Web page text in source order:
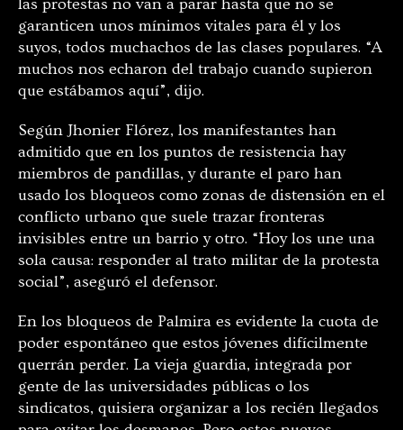
las protestas no van a parar hasta que no se
garanticen unos mínimos vitales para él y los
suyos, todos muchachos de las clases populares. “A
muchos nos echaron del trabajo cuando supieron
que estábamos aquí”, dijo.
Según Jhonier Flórez, los manifestantes han
admitido que en los puntos de resistencia hay
miembros de pandillas, y durante el paro han
usado los bloqueos como zonas de distensión en el
conflicto urbano que suele trazar fronteras
invisibles entre un barrio y otro. “Hoy los une una
sola causa: responder al trato militar de la protesta
social”, aseguró el defensor.
En los bloqueos de Palmira es evidente la cuota de
poder espontáneo que estos jóvenes difícilmente
querrán perder. La vieja guardia, integrada por
gente de las universidades públicas o los
sindicatos, quisiera organizar a los recién llegados